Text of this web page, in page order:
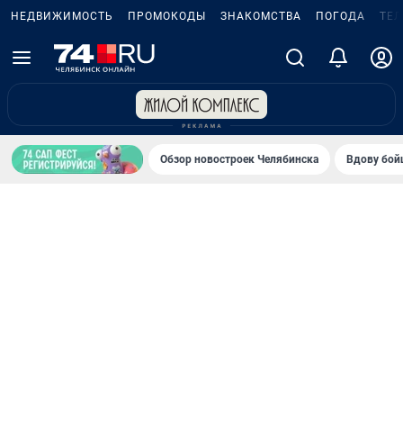
НЕДВИЖИМОСТЬ ПРОМОКОДЫ ЗНАКОМСТВА ПОГОДА
Обзор новостроек Челябинска Вдову